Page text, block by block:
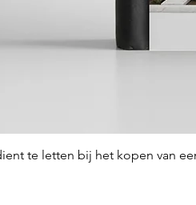
te letten bij het kopen van